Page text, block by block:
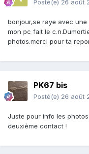
Posté(e) 26 août
bonjour,se raye avec
mon pc fait le
photos.merci pour ta
PK67 bis
Posté(e) 26 août
Juste pour info les
deuxième contact !